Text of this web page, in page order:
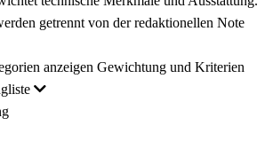
getrennt von der redaktionellen Note
anzeigen Gewichtung und Kriterien